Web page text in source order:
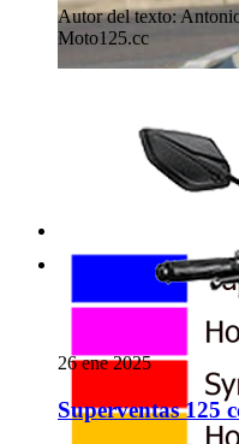
Autor del texto:
Moto125.cc
26 ene 2025
Superventas 125